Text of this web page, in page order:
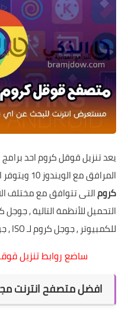
يعد تنزيل قوقل كروم احد
المرافق مع الويندوز 10 ويتوفر العديد من النسخ من
كرومالتى تتوافق مع مختلف
التحميل للأنظمة التالية ,
للكمبيوتر , جوجل كروم لـ ISO , جوجل كروم للماكنتوش .
ساضع روابط تنزيل
افضل متصفح انترنت مجاني